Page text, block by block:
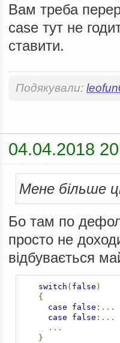
Вам треба
case тут не
ставити.
Подякували:
04.04.2018
Мене більше
Бо там по
просто не
відбувається
switch ( false )
{
case
false :...
case
false :...
...
}